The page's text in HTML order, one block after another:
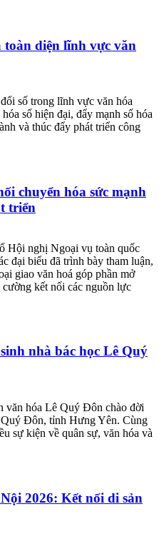
toàn diện lĩnh vực văn
số trong lĩnh vực văn hóa
số hiện đại, đẩy mạnh số hóa
và thúc đẩy phát triển công
chuyển hóa sức mạnh
triển
Hội nghị Ngoại vụ toàn quốc
đại biểu đã trình bày tham luận,
giao văn hoá góp phần mở
kết nối các nguồn lực
nhà bác học Lê Quý
văn hóa Lê Quý Đôn chào đời
Đôn, tỉnh Hưng Yên. Cùng
sự kiện về quân sự, văn hóa và
2026: Kết nối di sản